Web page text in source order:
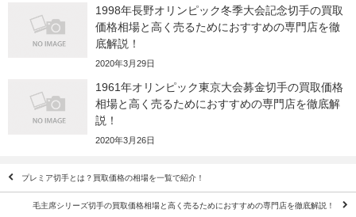
1998年長野オリンピック冬季大会記念切手の買取
価格相場と高く売るためにおすすめの専門店を徹
底解説！
2020年3月29日
1961年オリンピック東京大会募金切手の買取価格
相場と高く売るためにおすすめの専門店を徹底解
説！
2020年3月26日
プレミア切手とは？買取価格の相場を一覧で紹介！
毛主席シリーズ切手の買取価格相場と高く売るためにおすすめの専門店を徹底解説！